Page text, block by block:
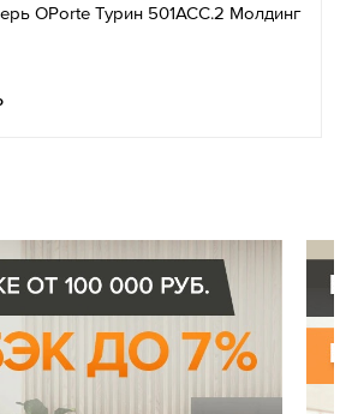
OPorte Турин 501АСС.2 Молдинг